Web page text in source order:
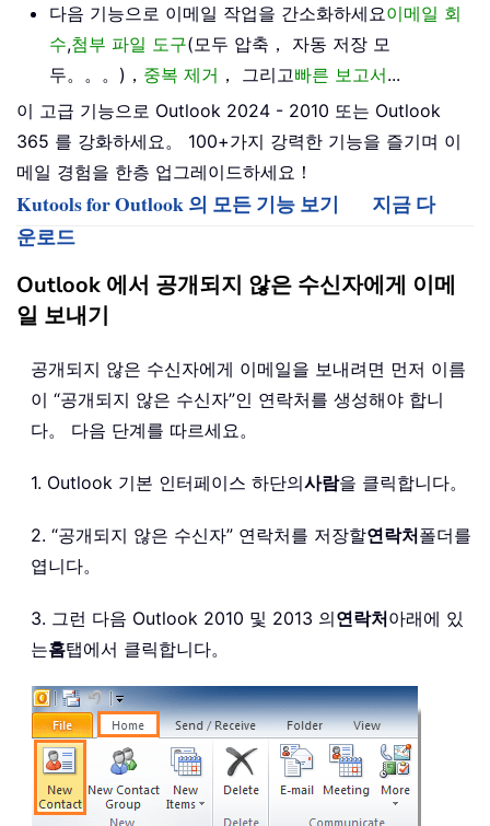
다음 기능으로 이메일 작업을 간소화하세요이메일 회
수,첨부 파일 도구(모두 압축， 자동 저장 모
두。。。)， 중복 제거 ， 그리고빠른 보고서...
이 고급 기능으로 Outlook 2024 - 2010 또는 Outlook
365 를 강화하세요。 100+가지 강력한 기능을 즐기며 이
메일 경험을 한층 업그레이드하세요！
Kutools for Outlook 의 모든 기능 보기
지금 다
운로드
Outlook 에서 공개되지 않은 수신자에게 이메
일 보내기
공개되지 않은 수신자에게 이메일을 보내려면 먼저 이름
이 “공개되지 않은 수신자”인 연락처를 생성해야 합니
다。 다음 단계를 따르세요。
1. Outlook 기본 인터페이스 하단의사람을 클릭합니다。
2. “공개되지 않은 수신자” 연락처를 저장할연락처폴더를
엽니다。
3. 그런 다음 Outlook 2010 및 2013 의연락처아래에 있
는홈탭에서 클릭합니다。